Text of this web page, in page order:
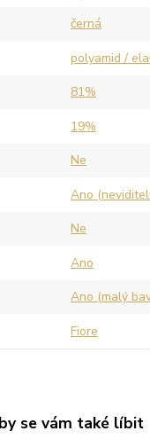
černá
polyamid /
81%
19%
Ne
Ano
Ne
Ano
Ano (malý
Fiore
se vám také líbit